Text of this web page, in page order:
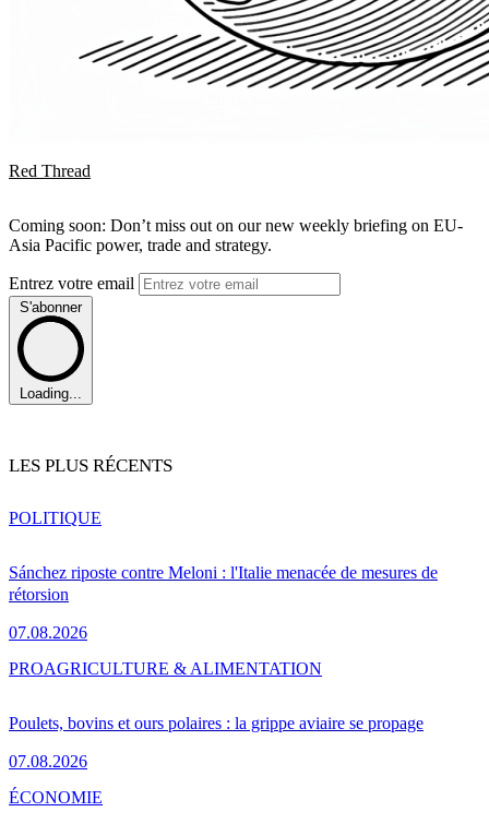
Red Thread
Coming soon: Don’t miss out on our new weekly briefing on EU-
Asia Pacific power, trade and strategy.
Entrez votre email
S'abonner
Loading...
LES PLUS RÉCENTS
Sánchez riposte contre Meloni : l'Italie menacée de mesures de
rétorsion
07.08.2026
POLITIQUE
Poulets, bovins et ours polaires : la grippe aviaire se propage
07.08.2026
PROAGRICULTURE & ALIMENTATION
ÉCONOMIE